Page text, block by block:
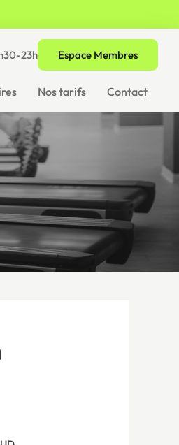
Nos tarifs Contact
23h Espace Membres